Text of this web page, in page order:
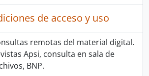
de acceso y uso
remotas del material digital.
Apsi, consulta en sala de
BNP.